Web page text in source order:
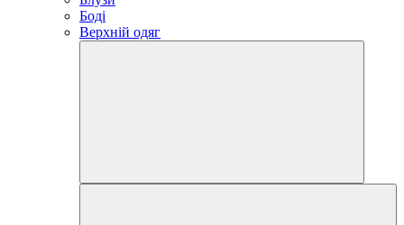
Боді
Верхній одяг